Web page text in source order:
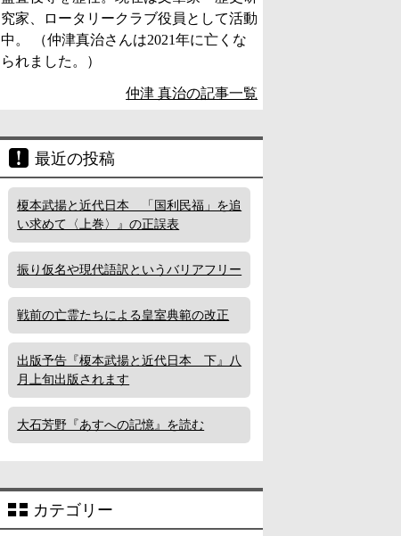
究家、ロータリークラブ役員として活動
中。 （仲津真治さんは2021年に亡くな
られました。）
仲津 真治の記事一覧
最近の投稿
榎本武揚と近代日本 「国利民福」を追
い求めて〈上巻〉』の正誤表
振り仮名や現代語訳というバリアフリー
戦前の亡霊たちによる皇室典範の改正
出版予告『榎本武揚と近代日本 下』八
月上旬出版されます
大石芳野『あすへの記憶』を読む
カテゴリー